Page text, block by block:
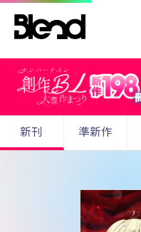
新刊 準新作